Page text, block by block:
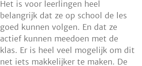
Het is voor leerlingen heel
belangrijk dat ze op school de les
goed kunnen volgen. En dat ze
actief kunnen meedoen met de
klas. Er is heel veel mogelijk om dit
net iets makkelijker te maken. De